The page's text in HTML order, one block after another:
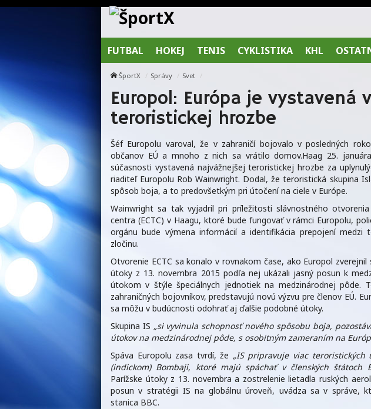
FUTBAL HOKEJ TENIS CYKLISTIKA KHL
ŠportX Správy Svet
Europol: Európa je vystavená
teroristickej hrozbe
Šéf Europolu varoval, že v zahraničí bojovalo v posledných
občanov EÚ a mnoho z nich sa vrátilo domov.Haag 25.
súčasnosti vystavená najvážnejšej teroristickej hrozbe za
riaditeľ Europolu Rob Wainwright. Dodal, že teroristická skupina
spôsob boja, a to predovšetkým pri útočení na ciele v Európe.
Wainwright sa tak vyjadril pri príležitosti slávnostného
centra (ECTC) v Haagu, ktoré bude fungovať v rámci Europolu,
orgánu bude výmena informácií a identifikácia prepojení medzi
zločinu.
Otvorenie ECTC sa konalo v rovnakom čase, ako Europol
útoky z 13. novembra 2015 podľa nej ukázali jasný posun k
útokom v štýle špeciálnych jednotiek na medzinárodnej pôde.
zahraničných bojovníkov, predstavujú novú výzvu pre členov EÚ.
sa môžu v budúcnosti odohrať aj ďalšie podobné útoky.
Skupina IS „si vyvinula schopnosť nového spôsobu boja,
útokov na medzinárodnej pôde, s osobitným zameraním na
Spáva Europolu zasa tvrdí, že „IS pripravuje viac
(indickom) Bombaji, ktoré majú spáchať v členských štátoch
Parížske útoky z 13. novembra a zostrelenie lietadla ruských
posun v stratégii IS na globálnu úroveň, uvádza sa v správe,
stanica BBC.